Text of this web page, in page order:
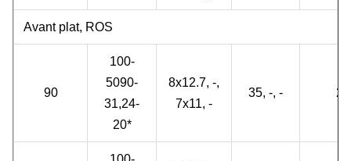
Avant plat, ROS
90
100-
5090-
31,24-
20*
8x12.7, -,
7x11, -
35, -, - 2